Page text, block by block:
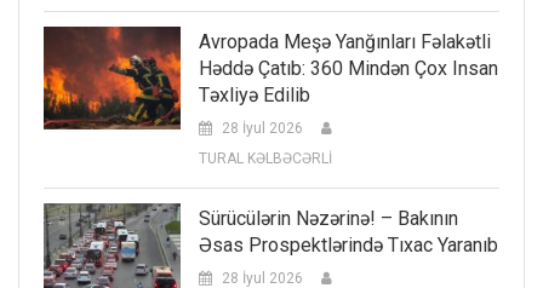
Avropada Meşə Yanğınları Fəlakətli
Həddə Çatıb: 360 Mindən Çox Insan
Təxliyə Edilib
28 İyul 2026
TURAL KƏLBƏCƏRLİ
Sürücülərin Nəzərinə! – Bakının
Əsas Prospektlərində Tıxac Yaranıb
28 İyul 2026